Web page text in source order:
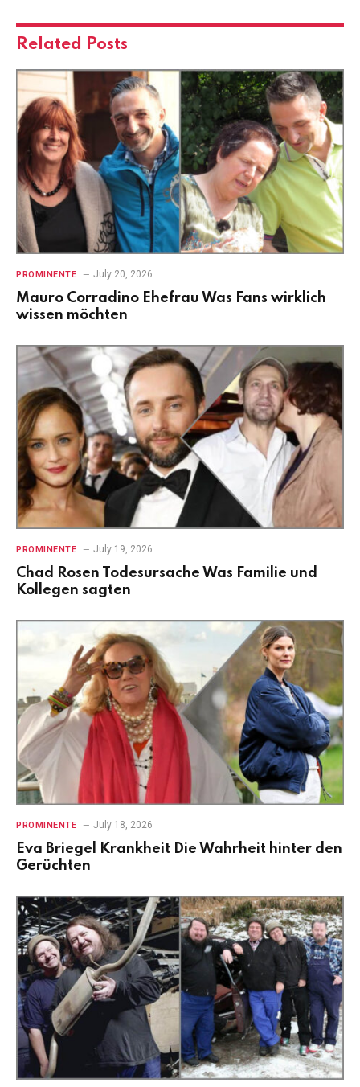
Related Posts
PROMINENTE July 20, 2026
Mauro Corradino Ehefrau Was Fans wirklich
wissen möchten
PROMINENTE July 19, 2026
Chad Rosen Todesursache Was Familie und
Kollegen sagten
PROMINENTE July 18, 2026
Eva Briegel Krankheit Die Wahrheit hinter den
Gerüchten